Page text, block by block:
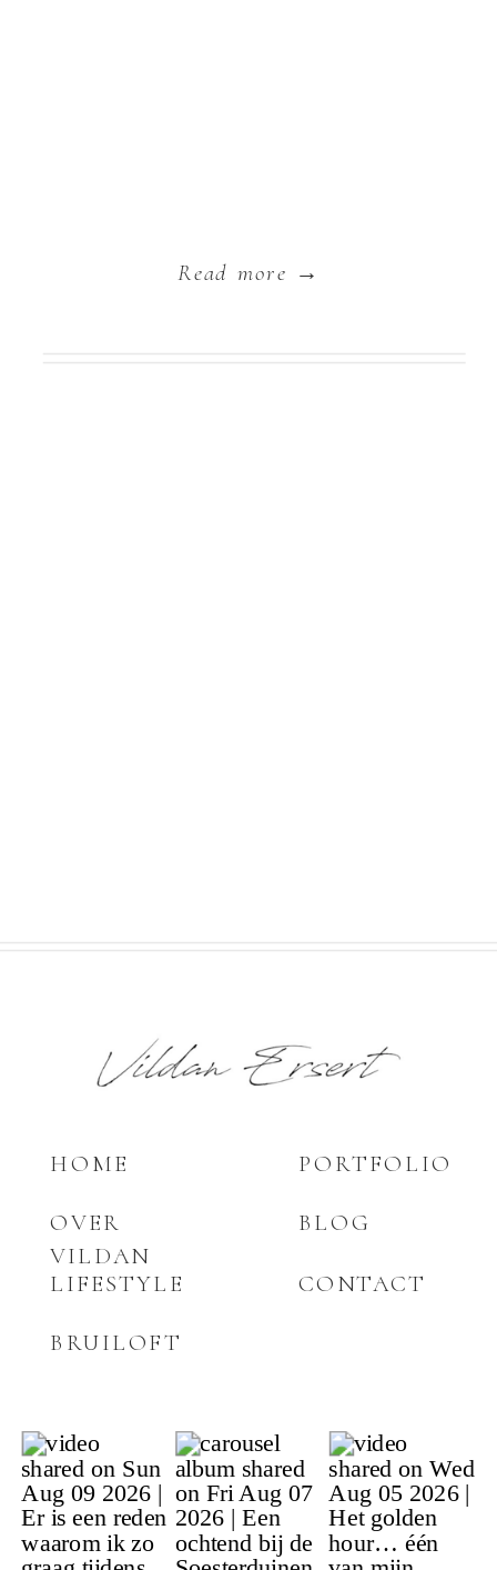
Read more →
BLOG
BRUILOFT
PORTFOLIO
OVER
VILDAN
HOME
CONTACT
LIFESTYLE